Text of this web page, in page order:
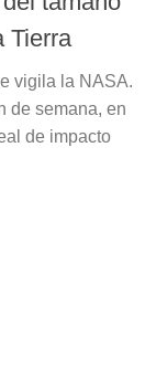
Tierra
vigila la NASA.
de semana, en
de impacto